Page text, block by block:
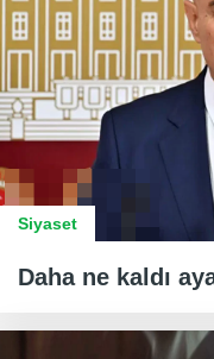
Siyaset
Daha ne kaldı